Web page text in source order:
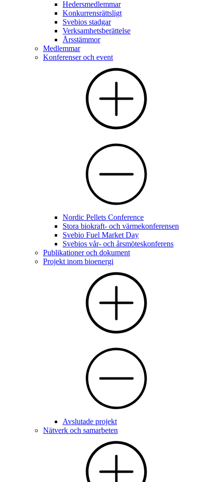
Hedersmedlemmar
Konkurrensrättsligt
Svebios stadgar
Verksamhetsberättelse
Årsstämmor
Medlemmar
Konferenser och event
Nordic Pellets Conference
Stora biokraft- och värmekonferensen
Svebio Fuel Market Day
Svebios vår- och årsmöteskonferens
Publikationer och dokument
Projekt inom bioenergi
Avslutade projekt
Nätverk och samarbeten